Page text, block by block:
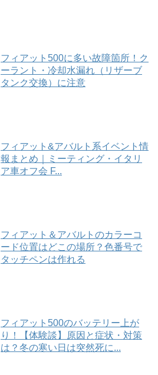
フィアット500に多い故障箇所！ク
ーラント・冷却水漏れ（リザーブ
タンク交換）に注意
フィアット&アバルト系イベント情
報まとめ｜ミーティング・イタリ
ア車オフ会 F...
フィアット＆アバルトのカラーコ
ード位置はどこの場所？色番号で
タッチペンは作れる
フィアット500のバッテリー上が
り！【体験談】原因と症状・対策
は？冬の寒い日は突然死に...